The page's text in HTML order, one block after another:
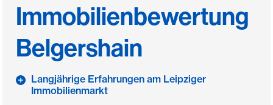
Immobilienbewertung
Belgershain
Langjährige Erfahrungen am Leipziger
Immobilienmarkt